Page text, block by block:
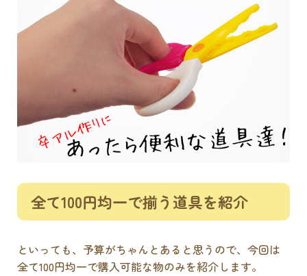
全て100円均一で揃う道具を紹介
といっても、予算がちゃんとあると思うので、今回は
全て100円均一で購入可能な物のみを紹介します。